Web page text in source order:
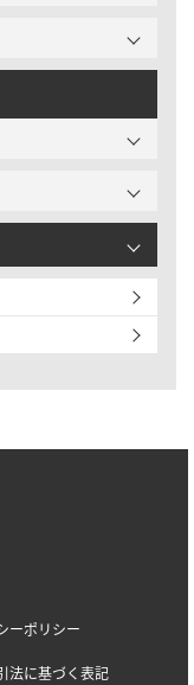
ーポリシー
法に基づく表記